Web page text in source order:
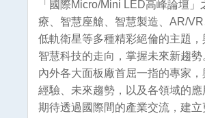
「國際Micro/Mini LED高峰論壇」
療、智慧座艙、智慧製造、AR/VR
低軌衛星等多種精彩絕倫的主題
智慧科技的走向，掌握未來新趨勢
內外各大面板廠首屈一指的專家
經驗、未來趨勢，以及各領域的應
期待透過國際間的產業交流，建